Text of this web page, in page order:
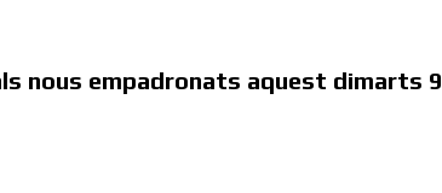
nous empadronats aquest dimarts 9